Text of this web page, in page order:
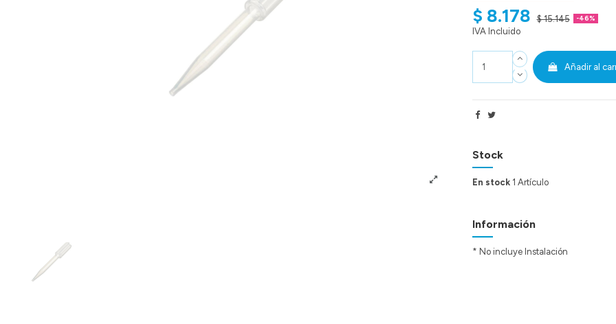
$ 8.178 $ 15.145 -46%
IVA Incluido
Añadir al
Stock
En stock 1 Artículo
Información
* No incluye Instalación